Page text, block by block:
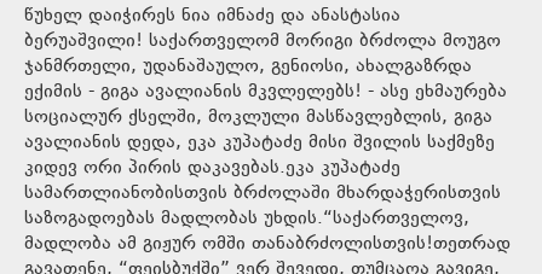
წუხელ დაიჭირეს ნია იმნაძე და ანასტასია
ბერუაშვილი! საქართველომ მორიგი ბრძოლა მოუგო
ჯანმრთელი, უდანაშაულო, გენიოსი, ახალგაზრდა
ექიმის - გიგა ავალიანის მკვლელებს! - ასე ეხმაურება
სოციალურ ქსელში, მოკლული მასწავლებლის, გიგა
ავალიანის დედა, ეკა კუპატაძე მისი შვილის საქმეზე
კიდევ ორი პირის დაკავებას.ეკა კუპატაძე
სამართლიანობისთვის ბრძოლაში მხარდაჭერისთვის
საზოგადოებას მადლობას უხდის.“საქართველოვ,
მადლობა ამ გიჟურ ომში თანაბრძოლისთვის!თეთრად